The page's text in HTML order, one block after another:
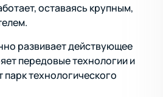
оставаясь крупным,
развивает действующее
передовые технологии и
технологического